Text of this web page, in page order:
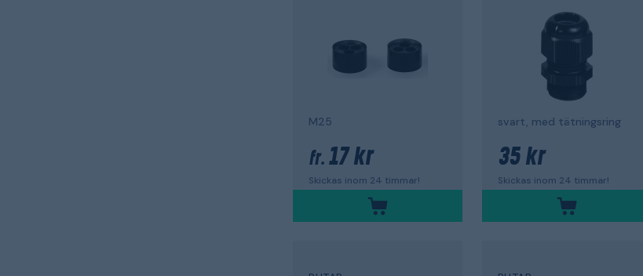
M25
fr. 17 kr
Skickas inom 24 timmar!
svart, med tätningsring
35 kr
Skickas inom 24 timmar!